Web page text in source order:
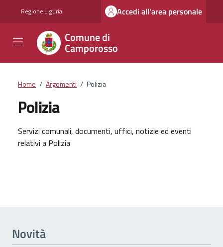
Regione Liguria Accedi all'area personale
Comune di
Camporosso
Home / Argomenti / Polizia
Polizia
Dettagli dell'argomento
Servizi comunali, documenti, uffici, notizie ed eventi
relativi a Polizia
Novità